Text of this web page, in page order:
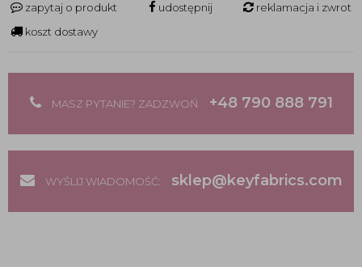
zapytaj o produkt udostępnij
reklamacja i zwrot
koszt dostawy
MASZ PYTANIE? ZADZWOŃ +48 790 888 791
WYŚLIJ WIADOMOŚĆ: sklep@keyfabrics.com